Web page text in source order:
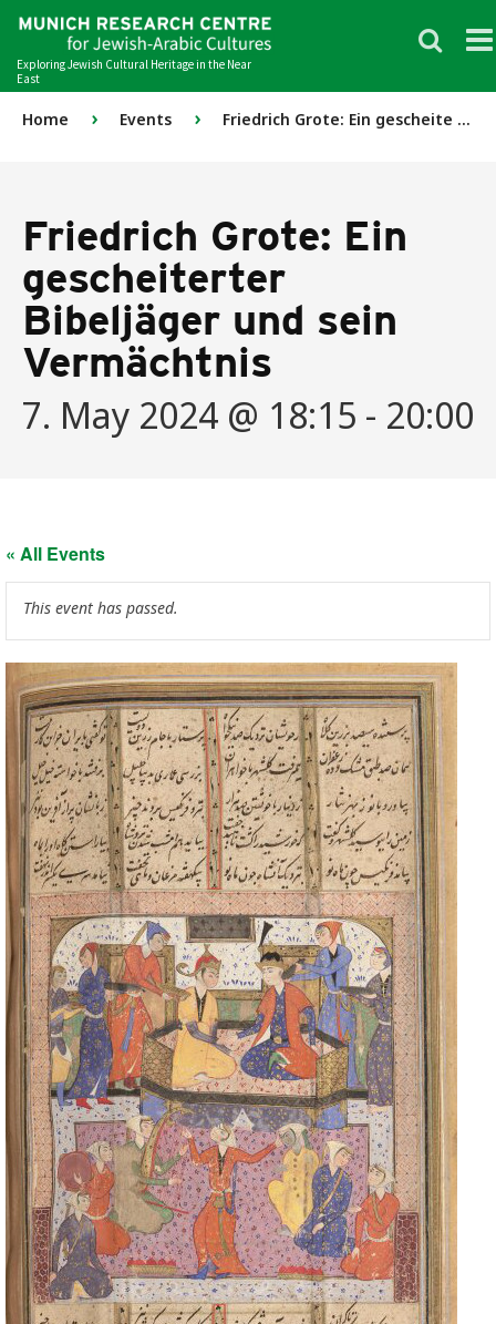
Exploring Jewish Cultural Heritage in the Near
East
Home › Events › Friedrich Grote: Ein gescheite ...
Friedrich Grote: Ein
gescheiterter
Bibeljäger und sein
Vermächtnis
7. May 2024 @ 18:15 - 20:00
« All Events
This event has passed.